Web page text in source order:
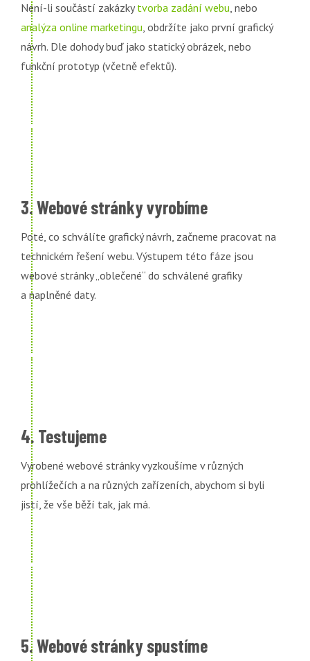
Není-li součástí zakázkytvorba zadání webu, nebo
analýza online marketingu, obdržíte jako první grafický
návrh. Dle dohody buď jako statický obrázek, nebo
funkční prototyp (včetně efektů).
3. Webové stránky vyrobíme
Poté, co schválíte grafický návrh, začneme pracovat na
technickém řešení webu. Výstupem této fáze jsou
webové stránky „oblečené“ do schválené grafiky
a naplněné daty.
4. Testujeme
Vyrobené webové stránky vyzkoušíme v různých
prohlížečích a na různých zařízeních, abychom si byli
jistí, že vše běží tak, jak má.
5. Webové stránky spustíme